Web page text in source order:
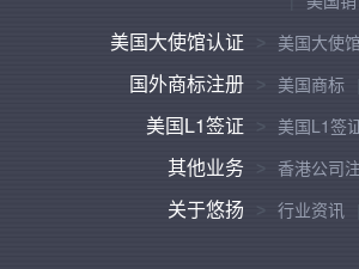
美国大使馆认证 美国大使
国外商标注册 美国商标
美国L1签证 美国L1签
其他业务 香港公司
关于悠扬 行业资讯